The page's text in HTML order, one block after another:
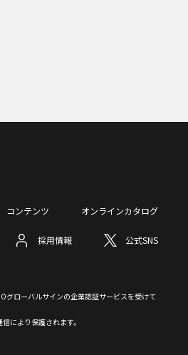
コンテンツ オンラインカタログ
採用情報 公式SNS
ローバルサインの企業認証サービスを受けて
により保護されます。